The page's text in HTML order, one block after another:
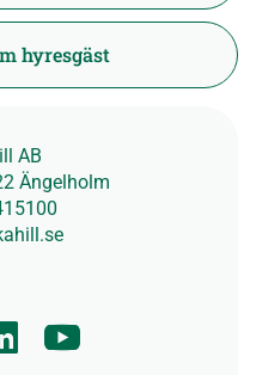
hyresgäst
AB
Ängelholm